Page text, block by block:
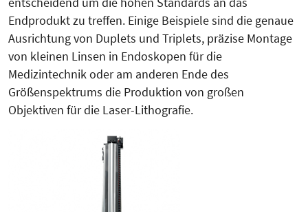
Endprodukt zu treffen. Einige Beispiele sind die genaue
Ausrich­tung von Duplets und Triplets, präzise Montage
von kleinen Linsen in Endoskopen für die
Medizintechnik oder am anderen Ende des
Größenspektrums die Produktion von großen
Objektiven für die Laser-Lithografie.